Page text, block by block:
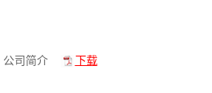
公司简介 下载